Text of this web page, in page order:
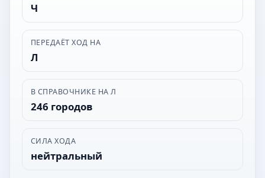
Ч
ПЕРЕДАЁТ ХОД НА
Л
В СПРАВОЧНИКЕ НА Л
246 городов
СИЛА ХОДА
нейтральный